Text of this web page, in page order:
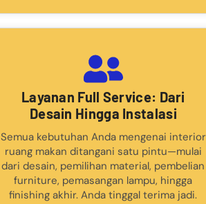
Layanan Full Service: Dari
Desain Hingga Instalasi
Semua kebutuhan Anda mengenai interior
ruang makan ditangani satu pintu—mulai
dari desain, pemilihan material, pembelian
furniture, pemasangan lampu, hingga
finishing akhir. Anda tinggal terima jadi.